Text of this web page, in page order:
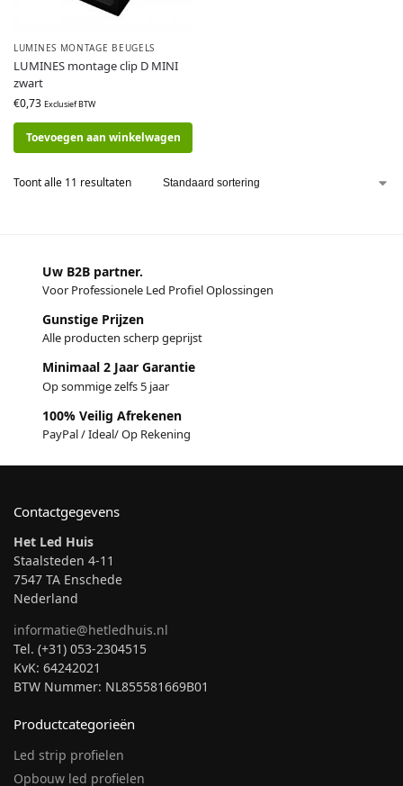
LUMINES MONTAGE BEUGELS
LUMINES montage clip D MINI
zwart
€0,73 Exclusief BTW
Toevoegen aan winkelwagen
Toont alle 11 resultaten
Uw B2B partner.
Voor Professionele Led Profiel Oplossingen
Gunstige Prijzen
Alle producten scherp geprijst
Minimaal 2 Jaar Garantie
Op sommige zelfs 5 jaar
100% Veilig Afrekenen
PayPal / Ideal/ Op Rekening
Contactgegevens
Het Led Huis
Staalsteden 4-11
7547 TA Enschede
Nederland
informatie@hetledhuis.nl
Tel. (+31) 053-2304515
KvK: 64242021
BTW Nummer: NL855581669B01
Productcategorieën
Led strip profielen
Opbouw led profielen